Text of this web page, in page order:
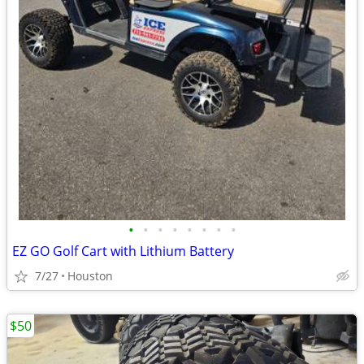
• • • • • • • •
EZ GO Golf Cart with Lithium Battery
7/27 Houston
$50